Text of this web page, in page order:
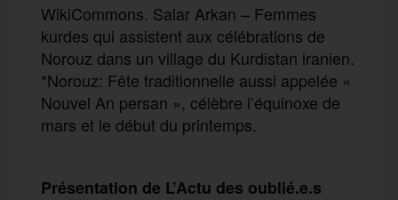
WikiCommons. Salar Arkan – Femmes
kurdes qui assistent aux célébrations de
Norouz dans un village du Kurdistan iranien.
*Norouz: Fête traditionnelle aussi appelée «
Nouvel An persan », célèbre l’équinoxe de
mars et le début du printemps.
Présentation de L’Actu des oublié.e.s